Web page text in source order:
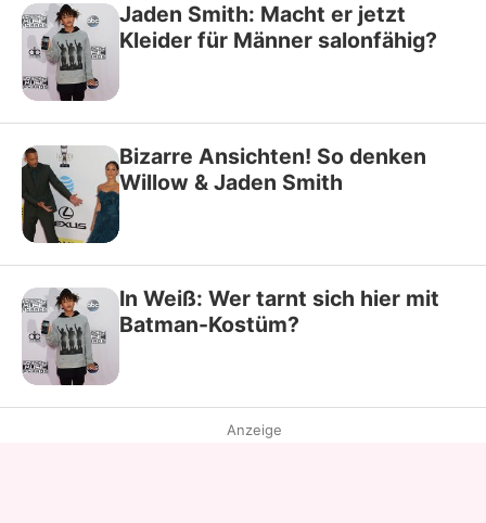
Jaden Smith: Macht er jetzt
Kleider für Männer salonfähig?
Bizarre Ansichten! So denken
Willow & Jaden Smith
In Weiß: Wer tarnt sich hier mit
Batman-Kostüm?
Anzeige